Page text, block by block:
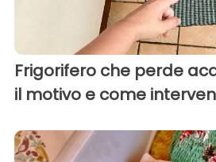
Frigorifero che perde
il motivo e come